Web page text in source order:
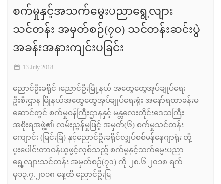
စက်မှုနှင့်အသက်မွေးပညာရွေ့လျား
သင်တန်း အမှတ်စဉ်(၇၀) သင်တန်းဆင်းပွဲ
အခန်းအနားကျင်းပခြင်း
13 July 2018
ညောင်ဦးခရိုင် ၊ညောင်ဦးမြို့နယ် အထွေထွေအုပ်ချုပ်ရေး
ဦးစီးဌာန မြိုနယ်အထွေထွေအုပ်ချုပ်ရေးရုံး အနော်ရထာခန်းမ
ဆောင်တွင် စက်မှုဝန်ကြီးဌာနနှင့် မန္တလေးတိုင်းဒေသကြီး
အစိုးရအဖွဲ့၏ လမ်းညွှန်မှုဖြင့် အမှတ်(၆) စက်မှုသင်တန်း
ကျောင်း (မြင်းခြံ) နှင့်ညောင်ဦးခရိုင်လျှပ်စစ်မန်နေဂျာရုံး တို့
ပူးပေါင်းတာဝန်ယူဖွင့်လှစ်သည့် စက်မှုနှင့်သက်မွေးပညာ
ရွေ့လျားသင်တန်း အမှတ်စဉ်(၇၀) ကို ၂၈.၆.၂၀၁၈ ရက်
မှ၁၃.၇.၂၀၁၈ နေ့ထိ ညောင်ဦးမြ